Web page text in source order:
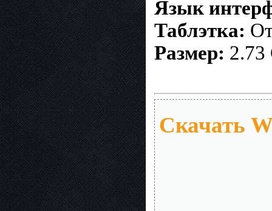
Язык
Таблэтка:
Размер: 2.73
Скачать